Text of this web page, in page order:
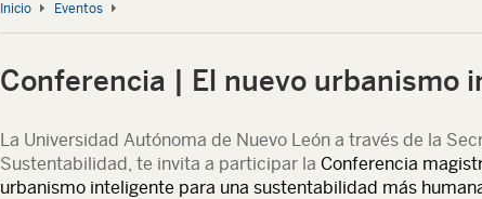
Inicio Eventos
Conferencia | El nuevo urbanismo
La Universidad Autónoma de Nuevo León a través de la
Sustentabilidad, te invita a participar la Conferencia
urbanismo inteligente para una sustentabilidad más